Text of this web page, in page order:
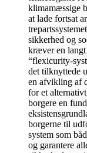
klimamæssige
at lade fortsat
sikkerhed og
kræver en
“flexicurity-
det tilknyttede
en afvikling af
for et
borgere en
borgerne til
system som
og garantere